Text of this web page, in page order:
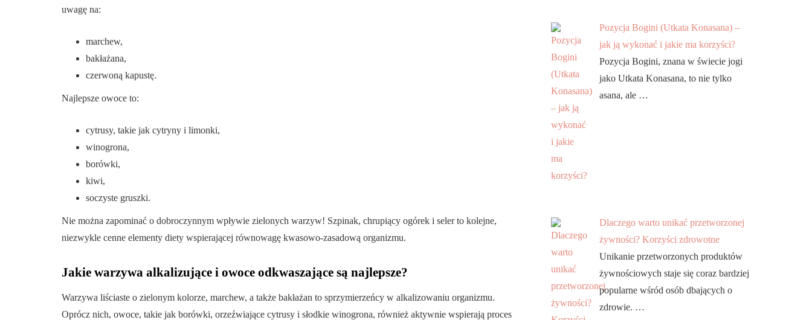
uwagę na:
marchew,
bakłażana,
czerwoną kapustę.
Najlepsze owoce to:
cytrusy, takie jak cytryny i limonki,
winogrona,
borówki,
kiwi,
soczyste gruszki.
Nie można zapominać o dobroczynnym wpływie zielonych warzyw! Szpinak, chrupiący ogórek i seler to kolejne,
niezwykle cenne elementy diety wspierającej równowagę kwasowo-zasadową organizmu.
Jakie warzywa alkalizujące i owoce odkwaszające są najlepsze?
Warzywa liściaste o zielonym kolorze, marchew, a także bakłażan to sprzymierzeńcy w alkalizowaniu organizmu.
Oprócz nich, owoce, takie jak borówki, orzeźwiające cytrusy i słodkie winogrona, również aktywnie wspierają proces
Pozycja Bogini (Utkata Konasana) –
jak ją wykonać i jakie ma korzyści?
Pozycja Bogini, znana w świecie jogi
jako Utkata Konasana, to nie tylko
asana, ale …
Dlaczego warto unikać przetworzonej
żywności? Korzyści zdrowotne
Unikanie przetworzonych produktów
żywnościowych staje się coraz bardziej
popularne wśród osób dbających o
zdrowie. …